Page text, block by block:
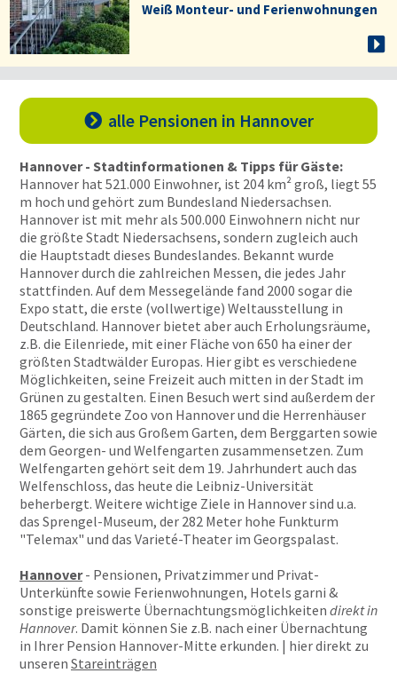
Weiß Monteur- und Ferienwohnungen
 alle Pensionen in Hannover
Hannover - Stadtinformationen & Tipps für Gäste:
Hannover hat 521.000 Einwohner, ist 204 km² groß, liegt 55
m hoch und gehört zum Bundesland Niedersachsen.
Hannover ist mit mehr als 500.000 Einwohnern nicht nur
die größte Stadt Niedersachsens, sondern zugleich auch
die Hauptstadt dieses Bundeslandes. Bekannt wurde
Hannover durch die zahlreichen Messen, die jedes Jahr
stattfinden. Auf dem Messegelände fand 2000 sogar die
Expo statt, die erste (vollwertige) Weltausstellung in
Deutschland. Hannover bietet aber auch Erholungsräume,
z.B. die Eilenriede, mit einer Fläche von 650 ha einer der
größten Stadtwälder Europas. Hier gibt es verschiedene
Möglichkeiten, seine Freizeit auch mitten in der Stadt im
Grünen zu gestalten. Einen Besuch wert sind außerdem der
1865 gegründete Zoo von Hannover und die Herrenhäuser
Gärten, die sich aus Großem Garten, dem Berggarten sowie
dem Georgen- und Welfengarten zusammensetzen. Zum
Welfengarten gehört seit dem 19. Jahrhundert auch das
Welfenschloss, das heute die Leibniz-Universität
beherbergt. Weitere wichtige Ziele in Hannover sind u.a.
das Sprengel-Museum, der 282 Meter hohe Funkturm
"Telemax" und das Varieté-Theater im Georgspalast.
Hannover- Pensionen, Privatzimmer und Privat-
Unterkünfte sowie Ferienwohnungen, Hotels garni &
sonstige preiswerte Übernachtungsmöglichkeiten direkt in
Hannover. Damit können Sie z.B. nach einer Übernachtung
in Ihrer Pension Hannover-Mitte erkunden. | hier direkt zu
unseren Stareinträgen